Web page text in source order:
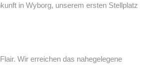
in Wyborg, unserem ersten Stellplatz
Wir erreichen das nahegelegene